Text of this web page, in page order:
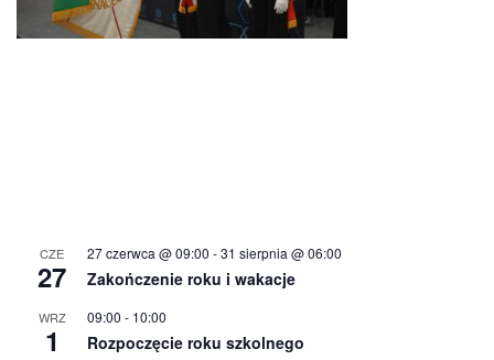
CZE
27
27 czerwca @ 09:00 -31 sierpnia @ 06:00
Zakończenie roku i wakacje
WRZ
1
09:00 - 10:00
Rozpoczęcie roku szkolnego